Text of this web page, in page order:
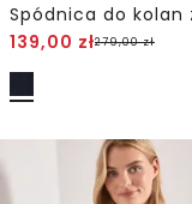
139,00 zł279,00zł